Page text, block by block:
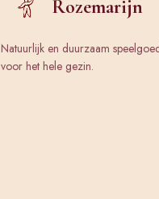
Rozemarijn
Natuurlijk en duurzaam
voor het hele gezin.